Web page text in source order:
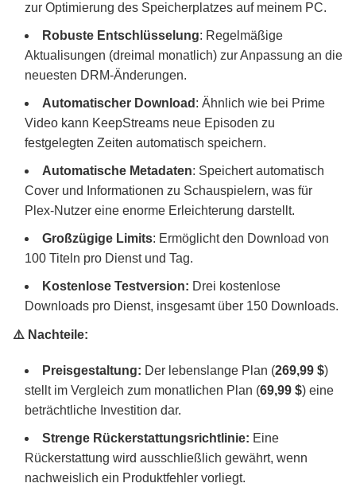
zur Optimierung des Speicherplatzes auf meinem PC.
Robuste Entschlüsselung: Regelmäßige
Aktualisungen (dreimal monatlich) zur Anpassung an die
neuesten DRM-Änderungen.
Automatischer Download : Ähnlich wie bei Prime
Video kann KeepStreams neue Episoden zu
festgelegten Zeiten automatisch speichern.
Automatische Metadaten: Speichert automatisch
Cover und Informationen zu Schauspielern, was für
Plex-Nutzer eine enorme Erleichterung darstellt.
Großzügige Limits: Ermöglicht den Download von
100 Titeln pro Dienst und Tag.
Kostenlose Testversion: Drei kostenlose
Downloads pro Dienst, insgesamt über 150 Downloads.
⚠️ Nachteile:
Preisgestaltung: Der lebenslange Plan (269,99 $)
stellt im Vergleich zum monatlichen Plan (69,99 $) eine
beträchtliche Investition dar.
Strenge Rückerstattungsrichtlinie: Eine
Rückerstattung wird ausschließlich gewährt, wenn
nachweislich ein Produktfehler vorliegt.